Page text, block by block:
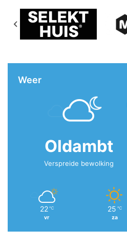
Weer
Oldambt
Verspreide bewolking
22 ℃
vr
25 ℃
za